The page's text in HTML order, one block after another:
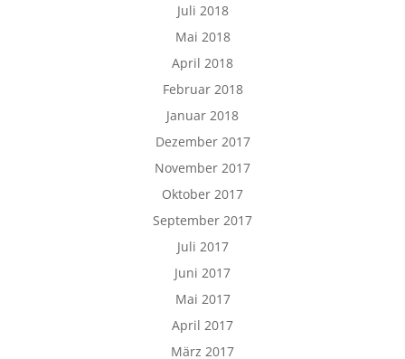
Juli 2018
Mai 2018
April 2018
Februar 2018
Januar 2018
Dezember 2017
November 2017
Oktober 2017
September 2017
Juli 2017
Juni 2017
Mai 2017
April 2017
März 2017